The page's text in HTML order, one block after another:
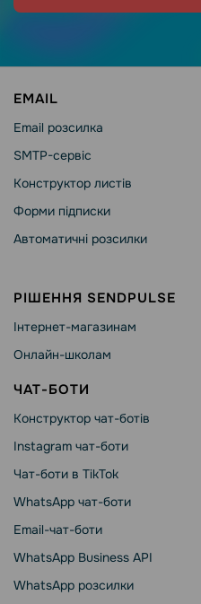
EMAIL
Email розсилка
SMTP-сервіс
Конструктор листів
Форми підписки
Автоматичні розсилки
РІШЕННЯ SENDPULSE
Інтернет-магазинам
Онлайн-школам
ЧАТ-БОТИ
Конструктор чат-ботів
Instagram чат-боти
Чат-боти в TikTok
WhatsApp чат-боти
Email-чат-боти
WhatsApp Business API
WhatsApp розсилки